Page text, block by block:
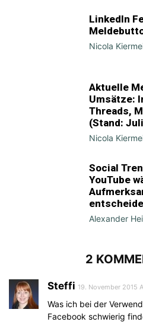
LinkedIn
Nicola
Aktuelle
Umsätze:
Threads,
(Stand:
Nicola
Social
YouTube
Alexander
2
Steffi 19. November 2015
Was ich bei der
Facebook schwierig